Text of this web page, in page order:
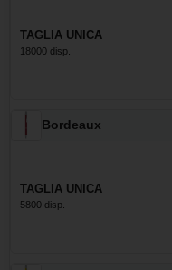
TAGLIA UNICA
18000 disp.
Bordeaux
TAGLIA UNICA
5800 disp.